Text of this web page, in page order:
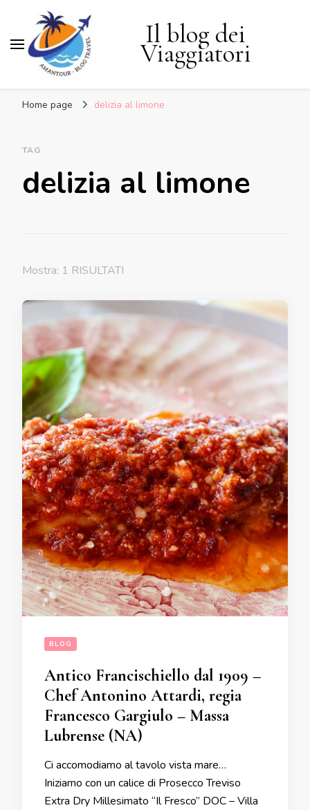
Il blog dei
Viaggiatori
Home page delizia al limone
TAG
delizia al limone
Mostra: 1 RISULTATI
BLOG
Antico Francischiello dal 1909 –
Chef Antonino Attardi, regia
Francesco Gargiulo – Massa
Lubrense (NA)
Ci accomodiamo al tavolo vista mare…
Iniziamo con un calice di Prosecco Treviso
Extra Dry Millesimato “Il Fresco” DOC – Villa